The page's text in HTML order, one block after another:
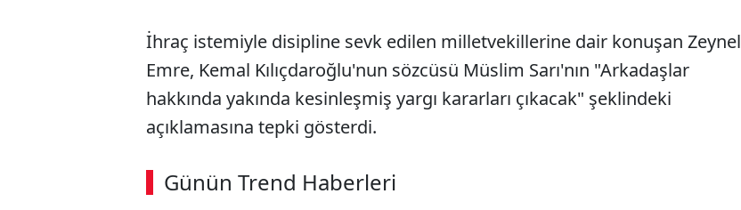
İhraç istemiyle disipline sevk edilen milletvekillerine dair konuşan Zeynel
Emre, Kemal Kılıçdaroğlu'nun sözcüsü Müslim Sarı'nın "Arkadaşlar
hakkında yakında kesinleşmiş yargı kararları çıkacak" şeklindeki
açıklamasına tepki gösterdi.
Günün Trend Haberleri
00:02 / 08:06